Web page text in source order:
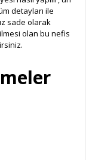
detayları ile
sade olarak
olan bu nefis